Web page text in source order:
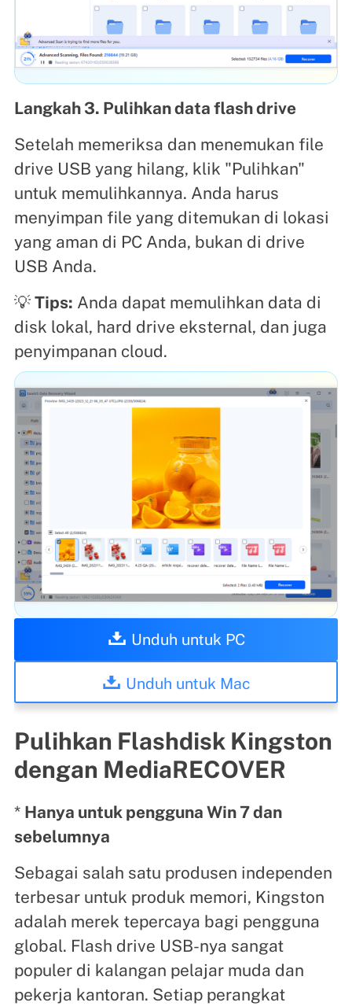
Langkah 3. Pulihkan data flash drive
Setelah memeriksa dan menemukan file
drive USB yang hilang, klik "Pulihkan"
untuk memulihkannya. Anda harus
menyimpan file yang ditemukan di lokasi
yang aman di PC Anda, bukan di drive
USB Anda.
💡 Tips: Anda dapat memulihkan data di
disk lokal, hard drive eksternal, dan juga
penyimpanan cloud.
Unduh untuk PC
Unduh untuk Mac
Pulihkan Flashdisk Kingston
dengan MediaRECOVER
* Hanya untuk pengguna Win 7 dan
sebelumnya
Sebagai salah satu produsen independen
terbesar untuk produk memori, Kingston
adalah merek tepercaya bagi pengguna
global. Flash drive USB-nya sangat
populer di kalangan pelajar muda dan
pekerja kantoran. Setiap perangkat